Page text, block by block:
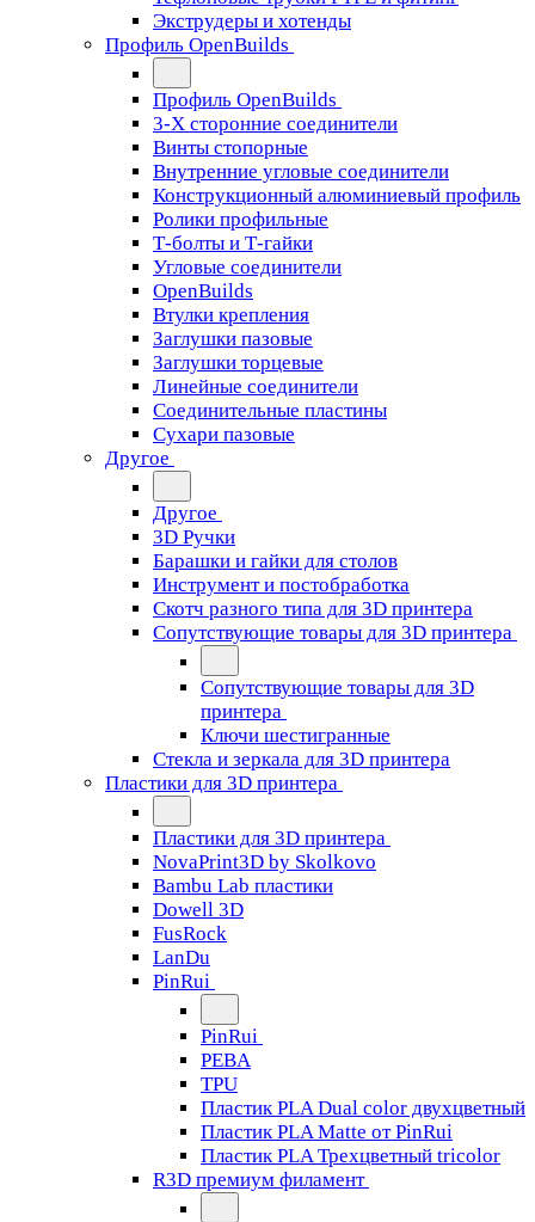
Экструдеры и хотенды
Профиль OpenBuilds
Профиль OpenBuilds
3-Х сторонние соединители
Винты стопорные
Внутренние угловые соединители
Конструкционный алюминиевый профиль
Ролики профильные
Т-болты и Т-гайки
Угловые соединители
OpenBuilds
Втулки крепления
Заглушки пазовые
Заглушки торцевые
Линейные соединители
Соединительные пластины
Сухари пазовые
Другое
Другое
3D Ручки
Барашки и гайки для столов
Инструмент и постобработка
Скотч разного типа для 3D принтера
Сопутствующие товары для 3D принтера
Сопутствующие товары для 3D
принтера
Ключи шестигранные
Стекла и зеркала для 3D принтера
Пластики для 3D принтера
Пластики для 3D принтера
NovaPrint3D by Skolkovo
Bambu Lab пластики
Dowell 3D
FusRock
LanDu
PinRui
PinRui
PEBA
TPU
Пластик PLA Dual color двухцветный
Пластик PLA Matte от PinRui
Пластик PLA Трехцветный tricolor
R3D премиум филамент